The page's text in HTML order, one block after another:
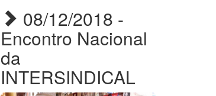
08/12/2018 -
Encontro Nacional
da
INTERSINDICAL